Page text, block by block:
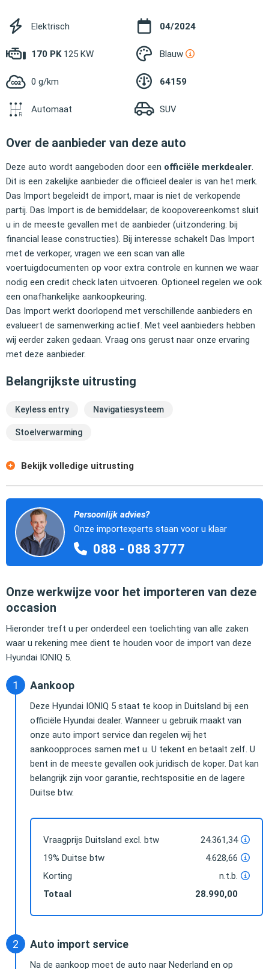
Elektrisch 04/2024
170 PK 125 KW Blauw
0 g/km 64159
Automaat SUV
Over de aanbieder van deze auto
Deze auto wordt aangeboden door een officiële merkdealer
Dit is een zakelijke aanbieder die officieel dealer is van het merk.
Das Import begeleidt de import, maar is niet de verkopende
partij. Das Import is de bemiddelaar; de koopovereenkomst sluit
u in de meeste gevallen met de aanbieder (uitzondering: bij
financial lease constructies). Bij interesse schakelt Das Import
met de verkoper, vragen we een scan van alle
voertuigdocumenten op voor extra controle en kunnen we waar
nodig een credit check laten uitvoeren. Optioneel regelen we ook
een onafhankelijke aankoopkeuring.
Das Import werkt doorlopend met verschillende aanbieders en
evalueert de samenwerking actief. Met veel aanbieders hebben
wij eerder zaken gedaan. Vraag ons gerust naar onze ervaring
met deze aanbieder.
Belangrijkste uitrusting
Keyless entry Navigatiesysteem
Stoelverwarming
Bekijk volledige uitrusting
Persoonlijk advies?
Onze importexperts staan voor u klaar
088 - 088 3777
Onze werkwijze voor het importeren van deze
occasion
Hieronder treft u per onderdeel een toelichting van alle zaken
waar u rekening mee dient te houden voor de import van deze
Hyundai IONIQ 5.
Aankoop
Deze Hyundai IONIQ 5 staat te koop in Duitsland bij een
officiële Hyundai dealer. Wanneer u gebruik maakt van
onze auto import service dan regelen wij het
aankoopproces samen met u. U tekent en betaalt zelf. U
bent in de meeste gevallen ook juridisch de koper. Dat kan
belangrijk zijn voor garantie, rechtspositie en de lagere
Duitse btw.
Vraagprijs Duitsland excl. btw
24.361,34
19% Duitse btw
4.628,66
Korting
n.t.b.
Totaal
28.990,00
Auto import service
Na de aankoop moet de auto naar Nederland en op